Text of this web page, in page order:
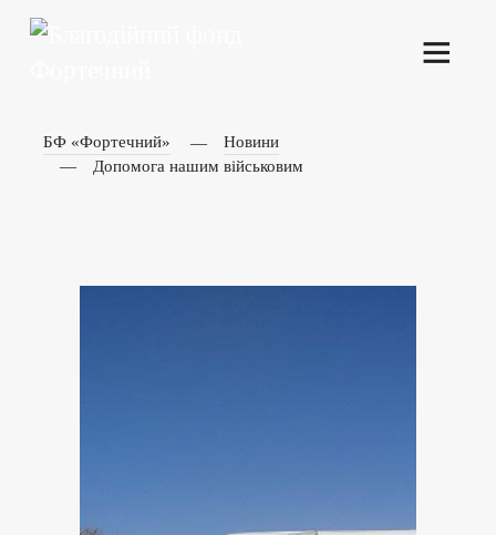
БФ «Фортечний»
Новини
Допомога нашим військовим